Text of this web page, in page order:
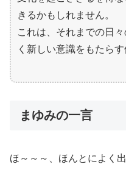
きるかもしれません。
これは、それまでの日
く新しい意識をもたら
まゆみの一言
ほ～～～、ほんとによく